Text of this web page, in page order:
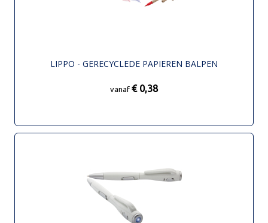
LIPPO - GERECYCLEDE PAPIEREN BALPEN
vanaf € 0,38